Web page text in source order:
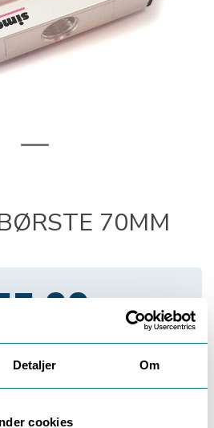
Detaljer Om
cookies
70MM
antall:
- +